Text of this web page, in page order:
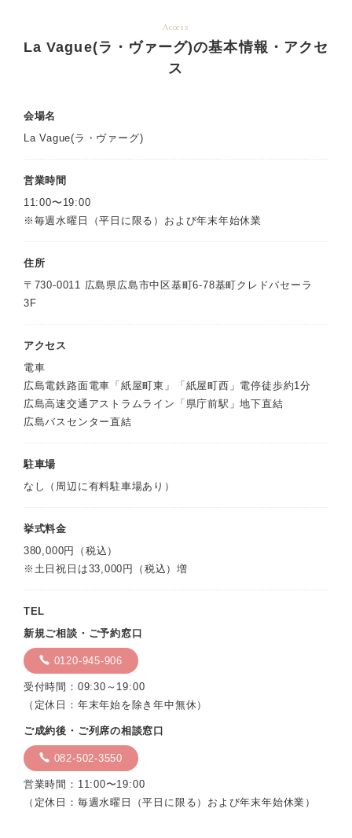
Access
La Vague(ラ・ヴァーグ)の基本情報・アクセ
ス
会場名
La Vague(ラ・ヴァーグ)
営業時間
11:00〜19:00
※毎週水曜日（平日に限る）および年末年始休業
住所
〒730-0011 広島県広島市中区基町6-78基町クレドパセーラ
3F
アクセス
電車
広島電鉄路面電車「紙屋町東」「紙屋町西」電停徒歩約1分
広島高速交通アストラムライン「県庁前駅」地下直結
広島バスセンター直結
駐車場
なし（周辺に有料駐車場あり）
挙式料金
380,000円（税込）
※土日祝日は33,000円（税込）増
TEL
新規ご相談・ご予約窓口
0120-945-906
受付時間：09:30～19:00
（定休日：年末年始を除き年中無休）
ご成約後・ご列席の相談窓口
082-502-3550
営業時間：11:00〜19:00
（定休日：毎週水曜日（平日に限る）および年末年始休業）